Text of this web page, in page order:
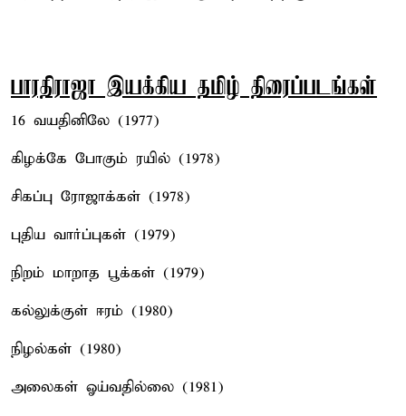
பாரதிராஜா இயக்கிய தமிழ் திரைப்படங்கள்
16 வயதினிலே (1977)
கிழக்கே போகும் ரயில் (1978)
சிகப்பு ரோஜாக்கள் (1978)
புதிய வார்ப்புகள் (1979)
நிறம் மாறாத பூக்கள் (1979)
கல்லுக்குள் ஈரம் (1980)
நிழல்கள் (1980)
அலைகள் ஓய்வதில்லை (1981)